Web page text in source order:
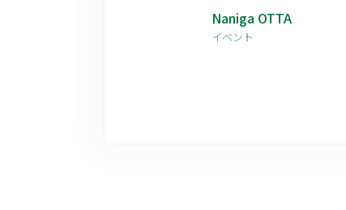
Naniga OTTA
イベント